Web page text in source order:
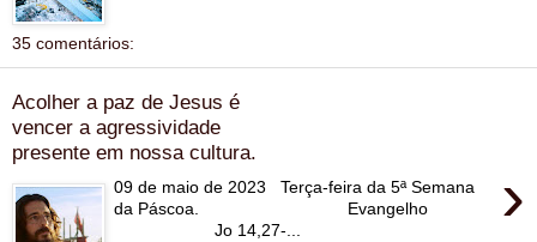
35 comentários:
Acolher a paz de Jesus é
vencer a agressividade
presente em nossa cultura.
›
09 de maio de 2023 Terça-feira da 5ª Semana
da Páscoa. Evangelho
Jo 14,27-...